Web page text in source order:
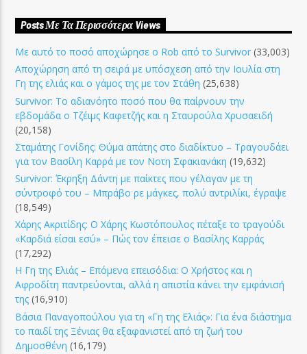
Posts Με Τα Περισσότερα Views
Με αυτό το ποσό αποχώρησε ο Rob από το Survivor (33,003)
Αποχώρηση από τη σειρά με υπόσχεση από την Ιουλία στη
Γη της ελιάς και ο γάμος της με τον Στάθη (25,638)
Survivor: Το αδιανόητο ποσό που θα παίρνουν την
εβδομάδα ο Τζέιμς Καφετζής και η Σταυρούλα Χρυσαειδή
(20,158)
Σταμάτης Γονίδης: Θύμα απάτης στο διαδίκτυο – Τραγουδάει
για τον Βασίλη Καρρά με τον Νοτη Σφακιανάκη (19,632)
Survivor: Έκρηξη Δάντη με παίκτες που γέλαγαν με τη
σύντροφό του – Μπράβο ρε μάγκες, πολύ αντριλίκι, έγραψε
(18,549)
Χάρης Ακριτίδης: Ο Χάρης Κωστόπουλος πέταξε το τραγούδι
«Καρδιά είσαι εσύ» – Πώς τον έπεισε ο Βασίλης Καρράς
(17,292)
Η Γη της Ελιάς – Επόμενα επεισόδια: Ο Χρήστος και η
Αφροδίτη παντρεύονται, αλλά η απιστία κάνει την εμφάνισή
της (16,910)
Βάσια Παναγοπούλου για τη «Γη της Ελιάς»: Για ένα διάστημα
το παιδί της Ξένιας θα εξαφανιστεί από τη ζωή του
Δημοσθένη (16,179)